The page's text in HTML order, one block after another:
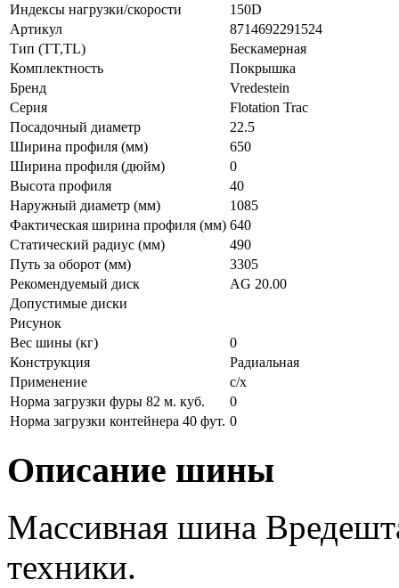
Индексы нагрузки/скорости
150D
Артикул
8714692291524
Тип (TT,TL)
Бескамерная
Комплектность
Покрышка
Бренд
Vredestein
Серия
Flotation Trac
Посадочный диаметр
22.5
Ширина профиля (мм)
650
Ширина профиля (дюйм)
0
Высота профиля
40
Наружный диаметр (мм)
1085
Фактическая ширина профиля (мм) 640
Статический радиус (мм)
490
Путь за оборот (мм)
3305
Рекомендуемый диск
AG 20.00
Допустимые диски
Рисунок
Вес шины (кг)
0
Конструкция
Радиальная
Применение
с/х
Норма загрузки фуры 82 м. куб.
0
Норма загрузки контейнера 40 фут. 0
Описание шины
Массивная шина
техники.